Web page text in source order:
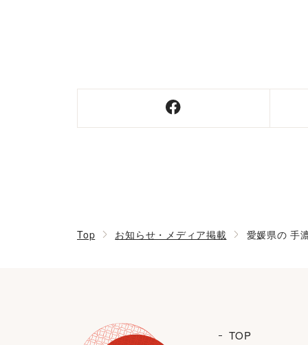
Top お知らせ・メディア掲載 愛媛県の 手
TOP